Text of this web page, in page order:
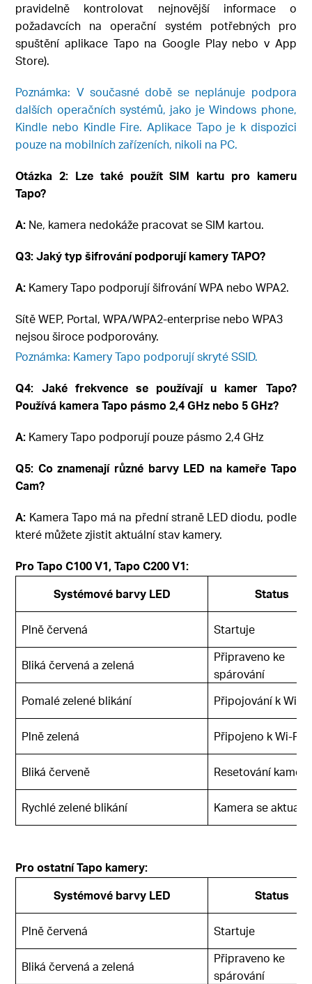
pravidelně kontrolovat nejnovější informace o
požadavcích na operační systém potřebných pro
spuštění aplikace Tapo na Google Play nebo v App
Store).
Poznámka: V současné době se neplánuje podpora
dalších operačních systémů, jako je Windows phone,
Kindle nebo Kindle Fire. Aplikace Tapo je k dispozici
pouze na mobilních zařízeních, nikoli na PC.
Otázka 2: Lze také použít SIM kartu pro kameru
Tapo?
A: Ne, kamera nedokáže pracovat se SIM kartou.
Q3: Jaký typ šifrování podporují kamery TAPO?
A: Kamery Tapo podporují šifrování WPA nebo WPA2.
Sítě WEP, Portal, WPA/WPA2-enterprise nebo WPA3
nejsou široce podporovány.
Poznámka: Kamery Tapo podporují skryté SSID.
Q4: Jaké frekvence se používají u kamer Tapo?
Používá kamera Tapo pásmo 2,4 GHz nebo 5 GHz?
A: Kamery Tapo podporují pouze pásmo 2,4 GHz
Q5: Co znamenají různé barvy LED na kameře Tapo
Cam?
A: Kamera Tapo má na přední straně LED diodu, podle
které můžete zjistit aktuální stav kamery.
Pro Tapo C100 V1, Tapo C200 V1:
Systémové barvy LED
Status
Plně červená Startuje
Bliká červená a zelená
Připraveno ke
spárování
Pomalé zelené blikání
Připojování k Wi-Fi
Plně zelená Připojeno k Wi-Fi
Bliká červeně Resetování kamery
Rychlé zelené blikání Kamera se
Pro ostatní Tapo kamery:
Systémové barvy LED
Status
Plně červená Startuje
Bliká červená a zelená
Připraveno ke
spárování